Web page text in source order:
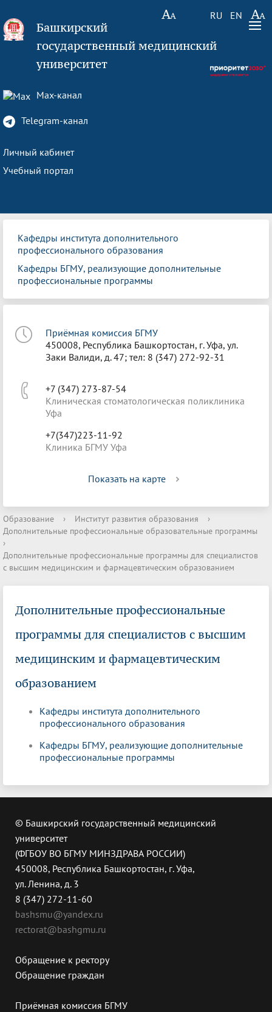
RU EN
Башкирский
государственный медицинский
университет
Max-канал
Telegram-канал
Личный кабинет
Учебный портал
Кафедры института дополнительного
профессионального образования
Кафедры БГМУ, реализующие дополнительные
профессиональные программы
Приёмная комиссия БГМУ
450008, Республика Башкортостан, г. Уфа, ул.
Заки Валиди, д. 47; тел: 8 (347) 272-92-31
+7 (347) 273-87-54
Клиническая стоматологическая поликлиника
Уфа
+7(347)223-11-92
Клиника БГМУ Уфа
Показать на карте
Образование › Институт развития образования
›
Дополнительные профессиональные образовательные программы
›
Дополнительные профессиональные программы для специалистов
с высшим медицинским и фармацевтическим образованием
Дополнительные профессиональные
программы для специалистов с высшим
медицинским и фармацевтическим
образованием
Кафедры института дополнительного
профессионального образования
Кафедры БГМУ, реализующие дополнительные
профессиональные программы
© Башкирский государственный медицинский
университет
(ФГБОУ ВО БГМУ МИНЗДРАВА РОССИИ)
450008, Республика Башкортостан, г. Уфа,
ул. Ленина, д. 3
8 (347) 272-11-60
bashsmu@yandex.ru
rectorat@bashgmu.ru
Обращение к ректору
Обращение граждан
Приёмная комиссия БГМУ